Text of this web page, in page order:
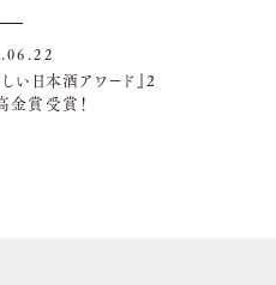
い日本酒アワード』2
金賞受賞！